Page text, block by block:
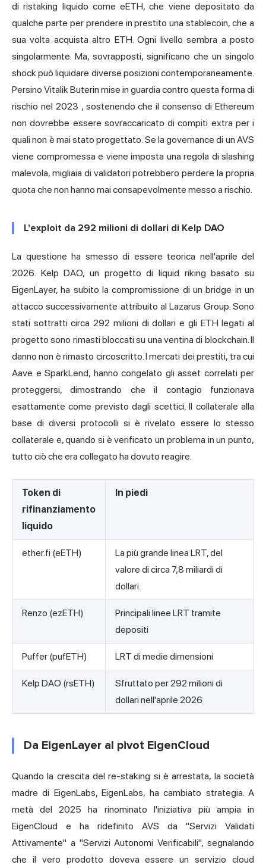
di ristaking liquido come eETH, che viene depositato da
qualche parte per prendere in prestito una stablecoin, che a
sua volta acquista altro ETH. Ogni livello sembra a posto
singolarmente. Ma, sovrapposti, significano che un singolo
shock può liquidare diverse posizioni contemporaneamente.
Persino Vitalik Buterin mise in guardia contro questa forma di
rischio nel 2023 , sostenendo che il consenso di Ethereum
non dovrebbe essere sovraccaricato di compiti extra per i
quali non è mai stato progettato. Se la governance di un AVS
viene compromessa e viene imposta una regola di slashing
malevola, migliaia di validatori potrebbero perdere la propria
quota che non hanno mai consapevolmente messo a rischio.
L'exploit da 292 milioni di dollari di Kelp DAO
La questione ha smesso di essere teorica nell'aprile del
2026. Kelp DAO, un progetto di liquid riking basato su
EigenLayer, ha subito la compromissione di un bridge in un
attacco successivamente attribuito al Lazarus Group. Sono
stati sottratti circa 292 milioni di dollari e gli ETH legati al
progetto sono rimasti bloccati su una ventina di blockchain. Il
danno non è rimasto circoscritto. I mercati dei prestiti, tra cui
Aave e SparkLend, hanno congelato gli asset correlati per
proteggersi, dimostrando che il contagio funzionava
esattamente come previsto dagli scettici. Il collaterale alla
base di diversi protocolli si è rivelato essere lo stesso
collaterale e, quando si è verificato un problema in un punto,
tutto ciò che era collegato ha dovuto reagire.
Token di
rifinanziamento
liquido
In piedi
ether.fi (eETH)
La più grande linea LRT, del
valore di circa 7,8 miliardi di
dollari.
Renzo (ezETH)
Principali linee LRT tramite
depositi
Puffer (pufETH) LRT di medie dimensioni
Kelp DAO (rsETH)
Sfruttato per 292 milioni di
dollari nell'aprile 2026
Da EigenLayer al pivot EigenCloud
Quando la crescita del re-staking si è arrestata, la società
madre di EigenLabs, EigenLabs, ha cambiato strategia. A
metà del 2025 ha rinominato l'iniziativa più ampia in
EigenCloud e ha ridefinito AVS da "Servizi Validati
Attivamente" a "Servizi Autonomi Verificabili", segnalando
che il vero prodotto doveva essere un servizio cloud